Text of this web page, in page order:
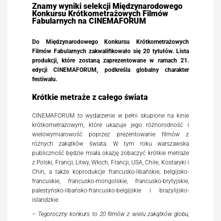
Znamy wyniki selekcji Międzynarodowego
Konkursu Krótkometrażowych Filmów
Fabularnych na CINEMAFORUM
Do Międzynarodowego Konkursu Krótkometrażowych
Filmów Fabularnych zakwalifikowało się 20 tytułów. Lista
produkcji, które zostaną zaprezentowane w ramach 21.
edycji CINEMAFORUM, podkreśla globalny charakter
festiwalu.
Krótkie metraże z całego świata
CINEMAFORUM to wydarzenie w pełni skupione na kinie
krótkometrażowym, które ukazuje jego różnorodność i
wielowymiarowość poprzez prezentowanie filmów z
różnych zakątków świata. W tym roku warszawska
publiczność będzie miała okazję zobaczyć krótkie metraże
z Polski, Francji, Litwy, Włoch, Francji, USA, Chile, Kostaryki i
Chin, a także koprodukcje francusko-libańskie, belgijsko-
francuskie, francusko-mongolskie, francusko-brytyjskie,
palestyńsko-libańsko-francusko-belgijskie i brazylijsko-
islandzkie.
– Tegoroczny konkurs to 20 filmów z wielu zakątków globu,